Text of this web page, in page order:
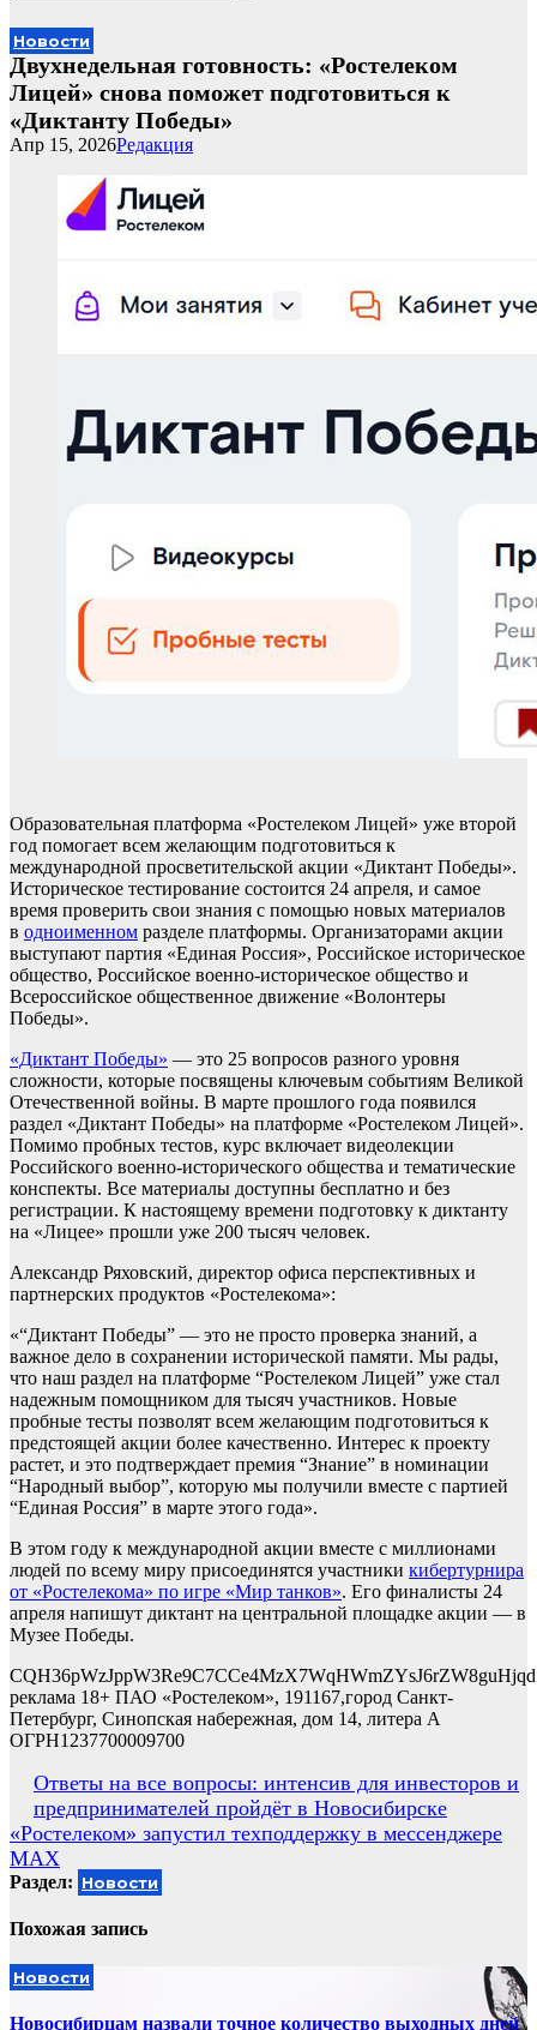
Новости
Двухнедельная готовность: «Ростелеком
Лицей» снова поможет подготовиться к
«Диктанту Победы»
Редакция
Апр 15, 2026
Образовательная платформа «Ростелеком Лицей» уже второй
год помогает всем желающим подготовиться к
международной просветительской акции «Диктант Победы».
Историческое тестирование состоится 24 апреля, и самое
время проверить свои знания с помощью новых материалов
в одноименном разделе платформы. Организаторами акции
выступают партия «Единая Россия», Российское историческое
общество, Российское военно-историческое общество и
Всероссийское общественное движение «Волонтеры
Победы».
«Диктант Победы» — это 25 вопросов разного уровня
сложности, которые посвящены ключевым событиям Великой
Отечественной войны. В марте прошлого года появился
раздел «Диктант Победы» на платформе «Ростелеком Лицей».
Помимо пробных тестов, курс включает видеолекции
Российского военно-исторического общества и тематические
конспекты. Все материалы доступны бесплатно и без
регистрации. К настоящему времени подготовку к диктанту
на «Лицее» прошли уже 200 тысяч человек.
Александр Ряховский, директор офиса перспективных и
партнерских продуктов «Ростелекома»:
«“Диктант Победы” — это не просто проверка знаний, а
важное дело в сохранении исторической памяти. Мы рады,
что наш раздел на платформе “Ростелеком Лицей” уже стал
надежным помощником для тысяч участников. Новые
пробные тесты позволят всем желающим подготовиться к
предстоящей акции более качественно. Интерес к проекту
растет, и это подтверждает премия “Знание” в номинации
“Народный выбор”, которую мы получили вместе с партией
“Единая Россия” в марте этого года».
В этом году к международной акции вместе с миллионами
людей по всему миру присоединятся участники кибертурнира
от «Ростелекома» по игре «Мир танков». Его финалисты 24
апреля напишут диктант на центральной площадке акции — в
Музее Победы.
CQH36pWzJppW3Re9C7CCe4MzX7WqHWmZYsJ6rZW8guHjqd
реклама 18+ ПАО «Ростелеком», 191167,город Санкт-
Петербург, Синопская набережная, дом 14, литера А
ОГРН1237700009700
Навигация
по
записям
Ответы на все вопросы: интенсив для инвесторов и
предпринимателей пройдёт в Новосибирске
«Ростелеком» запустил техподдержку в мессенджере
MAX
Раздел: Новости
Похожая запись
Новости
Новосибирцам назвали точное количество выходных дней